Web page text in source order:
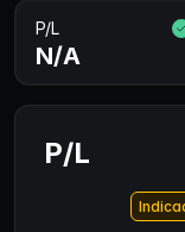
P/L
N/A
P/L